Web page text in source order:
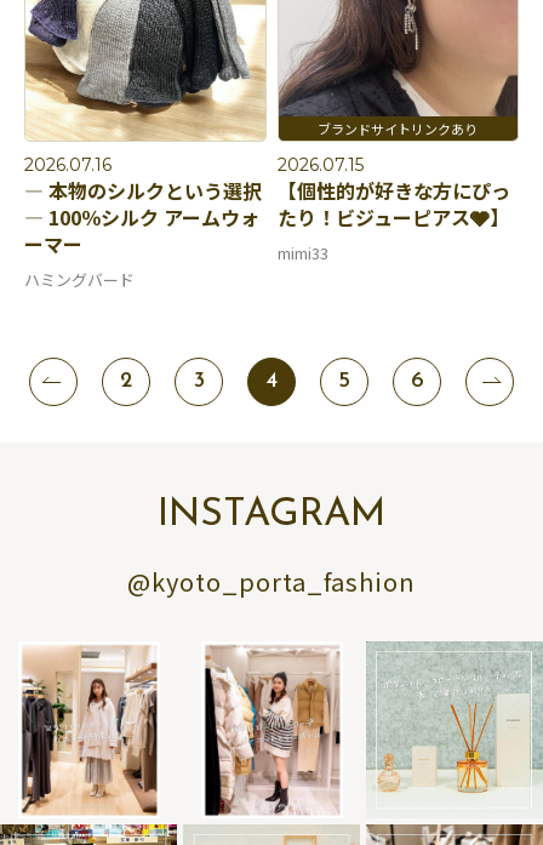
2026.07.16
― 本物のシルクという選択
― 100％シルク アームウォ
ーマー
ハミングバード
2026.07.15
【個性的が好きな方にぴっ
たり！ビジューピアス🩶】
mimi33
2 3 4 5 6
INSTAGRAM
@kyoto_porta_fashion